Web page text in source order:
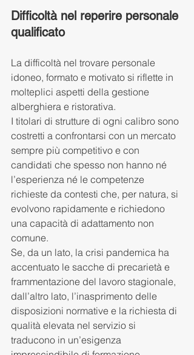
Difficoltà nel reperire personale
qualificato
La difficoltà nel trovare personale
idoneo, formato e motivato si riflette in
molteplici aspetti della gestione
alberghiera e ristorativa.
I titolari di strutture di ogni calibro sono
costretti a confrontarsi con un mercato
sempre più competitivo e con
candidati che spesso non hanno né
l’esperienza né le competenze
richieste da contesti che, per natura, si
evolvono rapidamente e richiedono
una capacità di adattamento non
comune.
Se, da un lato, la crisi pandemica ha
accentuato le sacche di precarietà e
frammentazione del lavoro stagionale,
dall’altro lato, l’inasprimento delle
disposizioni normative e la richiesta di
qualità elevata nel servizio si
traducono in un’esigenza